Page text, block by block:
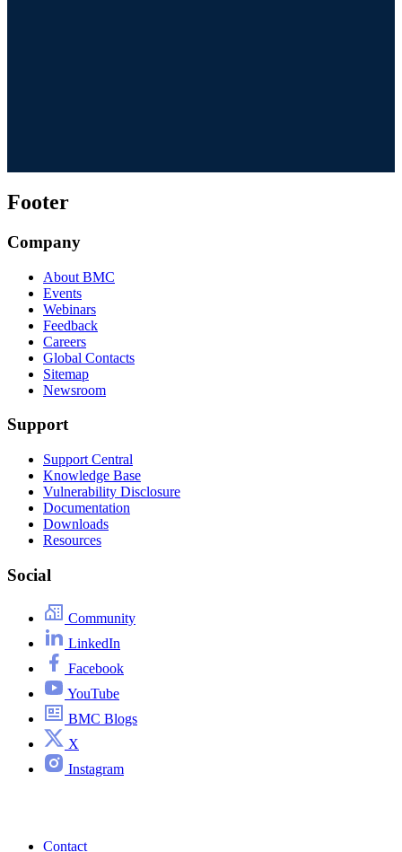
Footer
Company
About BMC
Events
Webinars
Feedback
Careers
Global Contacts
Sitemap
Newsroom
Support
Support Central
Knowledge Base
Vulnerability Disclosure
Documentation
Downloads
Resources
Social
Community
LinkedIn
Facebook
YouTube
BMC Blogs
X
Instagram
Contact